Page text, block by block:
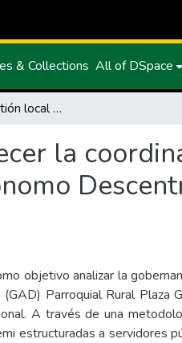
& Collections All of DSpace
Prácticas de gestión local para fortalecer la coordinación interinstitucional en el Gobierno Autónomo Descentralizado Plaza Gutiérrez
la
objetivo analizar la
Parroquial Rural Plaza
A través de una
estructuradas a servidores